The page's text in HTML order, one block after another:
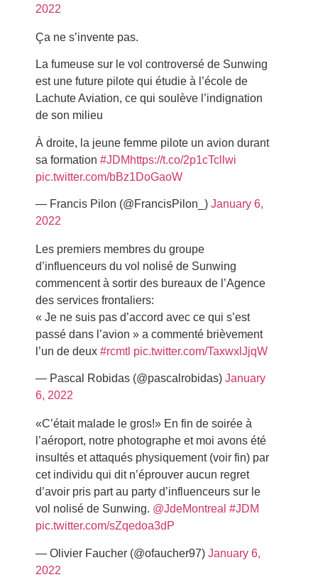
2022
Ça ne s’invente pas.
La fumeuse sur le vol controversé de Sunwing
est une future pilote qui étudie à l’école de
Lachute Aviation, ce qui soulève l’indignation
de son milieu
À droite, la jeune femme pilote un avion durant
sa formation #JDM https://t.co/2p1cTcllwi
pic.twitter.com/bBz1DoGaoW
— Francis Pilon (@FrancisPilon_) January 6,
2022
Les premiers membres du groupe
d’influenceurs du vol nolisé de Sunwing
commencent à sortir des bureaux de l’Agence
des services frontaliers:
« Je ne suis pas d’accord avec ce qui s’est
passé dans l’avion » a commenté brièvement
l’un de deux #rcmtl pic.twitter.com/TaxwxlJjqW
— Pascal Robidas (@pascalrobidas) January
6, 2022
«C’était malade le gros!» En fin de soirée à
l’aéroport, notre photographe et moi avons été
insultés et attaqués physiquement (voir fin) par
cet individu qui dit n’éprouver aucun regret
d’avoir pris part au party d’influenceurs sur le
vol nolisé de Sunwing. @JdeMontreal #JDM
pic.twitter.com/sZqedoa3dP
— Olivier Faucher (@ofaucher97) January 6,
2022